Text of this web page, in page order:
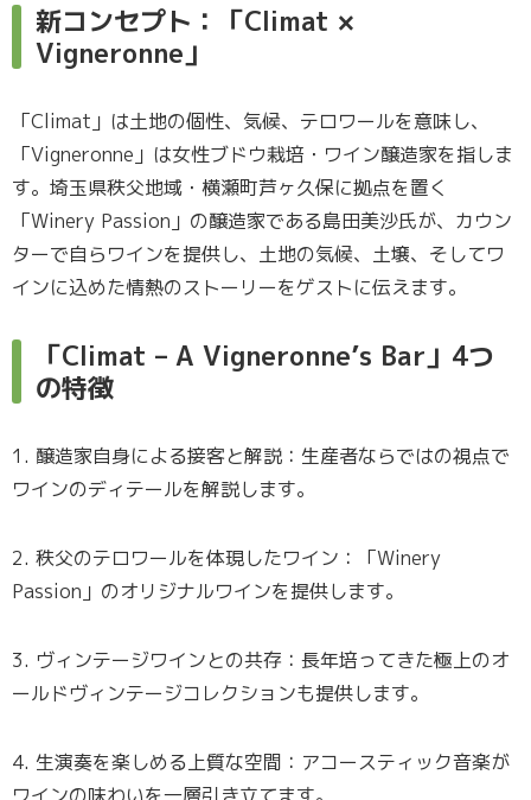
新コンセプト：「Climat ×
Vigneronne」
「Climat」は土地の個性、気候、テロワールを意味し、
「Vigneronne」は女性ブドウ栽培・ワイン醸造家を指しま
す。埼玉県秩父地域・横瀬町芦ヶ久保に拠点を置く
「Winery Passion」の醸造家である島田美沙氏が、カウン
ターで自らワインを提供し、土地の気候、土壌、そしてワ
インに込めた情熱のストーリーをゲストに伝えます。
「Climat – A Vigneronne’s Bar」4つ
の特徴
1. 醸造家自身による接客と解説：生産者ならではの視点で
ワインのディテールを解説します。
2. 秩父のテロワールを体現したワイン：「Winery
Passion」のオリジナルワインを提供します。
3. ヴィンテージワインとの共存：長年培ってきた極上のオ
ールドヴィンテージコレクションも提供します。
4. 生演奏を楽しめる上質な空間：アコースティック音楽が